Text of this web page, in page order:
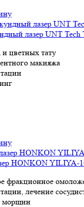
лазер UNT Tech
цветных тату
макияжа
HONKON YILIYA-
фракционное
лечение
морщин